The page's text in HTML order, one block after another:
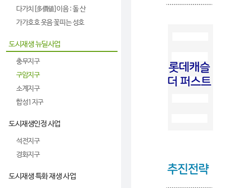
다가치[多價値]이음 : 돌 산
가가호호 웃음 꽃피는 성호
도시재생 뉴딜사업
충무지구
구암지구
소계지구
합성1지구
도시재생인정 사업
석전지구
경화지구
도시재생 특화 재생 사업